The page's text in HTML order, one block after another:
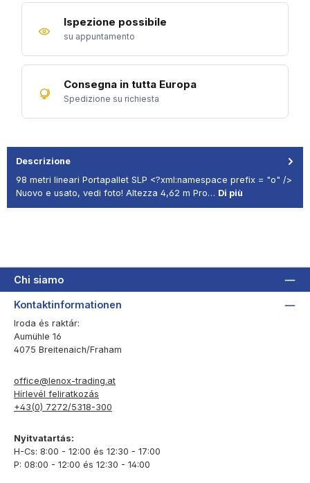
Ispezione possibile
su appuntamento
Consegna in tutta Europa
Spedizione su richiesta
Descrizione
98 metri lineari Portapallet SLP <?xml:namespace prefix = "o" />
Nuovo e usato, vedi foto! Altezza 4,62 m Pro… Di più
Chi siamo
Kontaktinformationen
Iroda és raktár:
Aumühle 16
4075 Breitenaich/Fraham
office@lenox-trading.at
Hírlevél feliratkozás
+43(0) 7272/5318-300
Nyitvatartás:
H-Cs: 8:00 - 12:00 és 12:30 - 17:00
P: 08:00 - 12:00 és 12:30 - 14:00